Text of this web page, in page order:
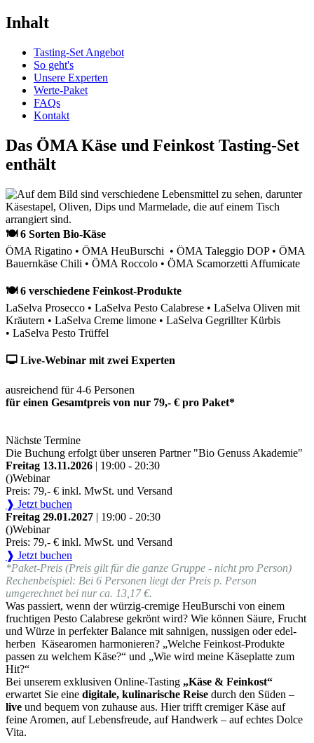
Inhalt
Tasting-Set Angebot
So geht's
Unsere Experten
Werte-Paket
FAQs
Kontakt
Das ÖMA Käse und Feinkost Tasting-Set
enthält
🍽 6 Sorten Bio-Käse
ÖMA Rigatino • ÖMA HeuBurschi • ÖMA Taleggio DOP • ÖMA
Bauernkäse Chili • ÖMA Roccolo • ÖMA Scamorzetti Affumicate
🍽 6 verschiedene Feinkost-Produkte
LaSelva Prosecco • LaSelva Pesto Calabrese • LaSelva Oliven mit
Kräutern • LaSelva Creme limone • LaSelva Gegrillter Kürbis
• LaSelva Pesto Trüffel
🖵 Live-Webinar mit zwei Experten
ausreichend für 4-6 Personen
für einen Gesamtpreis von nur 79,- € pro Paket*
Nächste Termine
Die Buchung erfolgt über unseren Partner "Bio Genuss Akademie"
Freitag 13.11.2026 | 19:00 - 20:30
()Webinar
Preis: 79,- € inkl. MwSt. und Versand
❱ Jetzt buchen
Freitag 29.01.2027 | 19:00 - 20:30
()Webinar
Preis: 79,- € inkl. MwSt. und Versand
❱ Jetzt buchen
*Paket-Preis (Preis gilt für die ganze Gruppe - nicht pro Person)
Rechenbeispiel: Bei 6 Personen liegt der Preis p. Person
umgerechnet bei nur ca. 13,17 €.
Was passiert, wenn der würzig-cremige HeuBurschi von einem
fruchtigen Pesto Calabrese gekrönt wird? Wie können Säure, Frucht
und Würze in perfekter Balance mit sahnigen, nussigen oder edel-
herben Käsearomen harmonieren? „Welche Feinkost-Produkte
passen zu welchem Käse?“ und „Wie wird meine Käseplatte zum
Hit?“
Bei unserem exklusiven Online-Tasting „Käse & Feinkost“
erwartet Sie eine digitale, kulinarische Reise durch den Süden –
live und bequem von zuhause aus. Hier trifft cremiger Käse auf
feine Aromen, auf Lebensfreude, auf Handwerk – auf echtes Dolce
Vita.